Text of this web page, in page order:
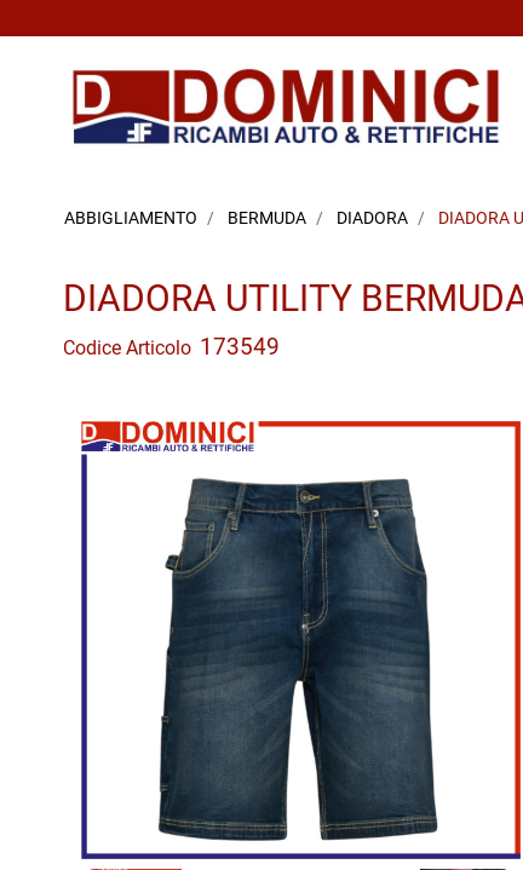
ABBIGLIAMENTO BERMUDA DIADORA DIADORA
DIADORA UTILITY
Codice Articolo 173549